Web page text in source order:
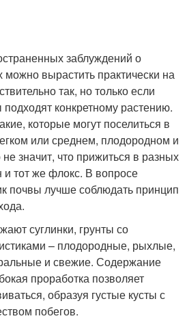
заблуждений о
можно вырастить практически на
так, но только если
конкретному растению.
которые могут поселиться в
или среднем, плодородном и
значит, что прижиться в разных
и тот же флокс. В вопросе
почвы лучше соблюдать принцип
суглинки, грунты со
– плодородные, рыхлые,
и свежие. Содержание
проработка позволяет
образуя густые кусты с
побегов.